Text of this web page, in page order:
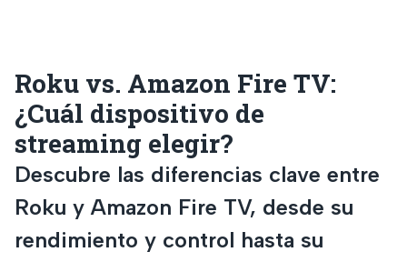
Roku vs. Amazon Fire TV:
¿Cuál dispositivo de
streaming elegir?
Descubre las diferencias clave entre
Roku y Amazon Fire TV, desde su
rendimiento y control hasta su